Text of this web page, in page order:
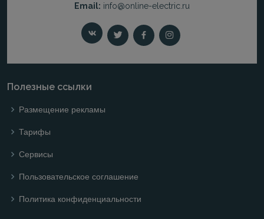
Email: info@online-electric.ru
Полезные ссылки
Размещение рекламы
Тарифы
Сервисы
Пользовательское соглашение
Политика конфиденциальности